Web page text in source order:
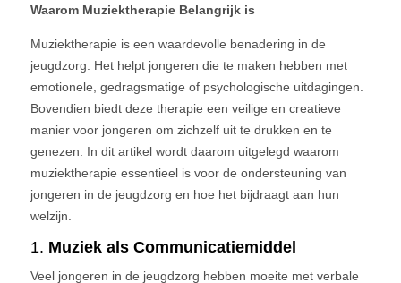
Waarom Muziektherapie Belangrijk is
Muziektherapie is een waardevolle benadering in de
jeugdzorg. Het helpt jongeren die te maken hebben met
emotionele, gedragsmatige of psychologische uitdagingen.
Bovendien biedt deze therapie een veilige en creatieve
manier voor jongeren om zichzelf uit te drukken en te
genezen. In dit artikel wordt daarom uitgelegd waarom
muziektherapie essentieel is voor de ondersteuning van
jongeren in de jeugdzorg en hoe het bijdraagt aan hun
welzijn.
1. Muziek als Communicatiemiddel
Veel jongeren in de jeugdzorg hebben moeite met verbale